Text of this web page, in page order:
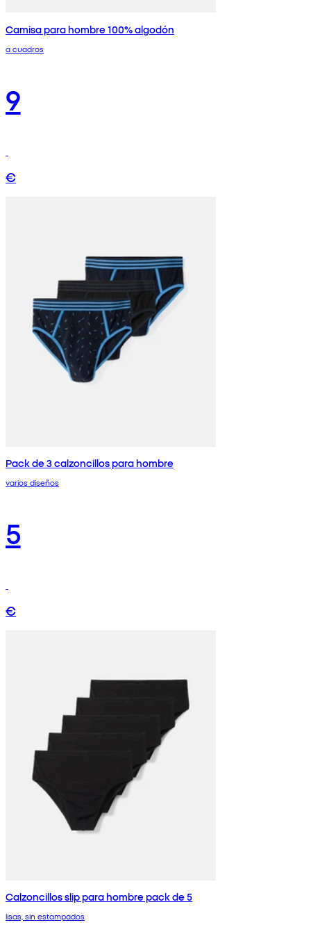
Camisa para hombre 100% algodón
a cuadros
9
€
Pack de 3 calzoncillos para hombre
varios diseños
5
€
Calzoncillos slip para hombre pack de 5
lisas, sin estampados